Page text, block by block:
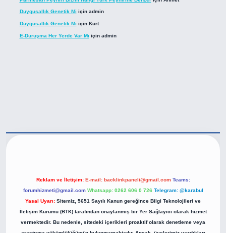
Duygusallık Genetik Mi için admin
Duygusallık Genetik Mi için Kurt
E-Duruşma Her Yerde Var Mı için admin
Reklam ve İletişim: E-mail: backlinkpaneli@gmail.com Teams:
forumhizmeti@gmail.com Whatsapp: 0262 606 0 726 Telegram: @karabul
Yasal Uyarı: Sitemiz, 5651 Sayılı Kanun gereğince Bilgi Teknolojileri ve
İletişim Kurumu (BTK) tarafından onaylanmış bir Yer Sağlayıcı olarak hizmet
vermektedir. Bu nedenle, sitedeki içerikleri proaktif olarak denetleme veya